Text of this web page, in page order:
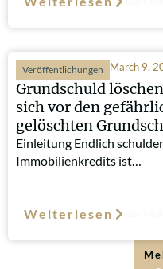
Veröffentlichungen March 9,
Grundschuld
sich vor den
gelöschten
Einleitung Endlich
Immobilienkredits ist…
Weiterlesen